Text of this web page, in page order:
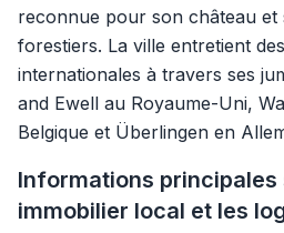
reconnue pour son château et
forestiers. La ville entretient
internationales à travers ses
and Ewell au Royaume-Uni,
Belgique et Überlingen en
Informations principales
immobilier local et les